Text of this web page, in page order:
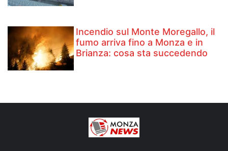
Incendio sul Monte Moregallo, il
fumo arriva fino a Monza e in
Brianza: cosa sta succedendo